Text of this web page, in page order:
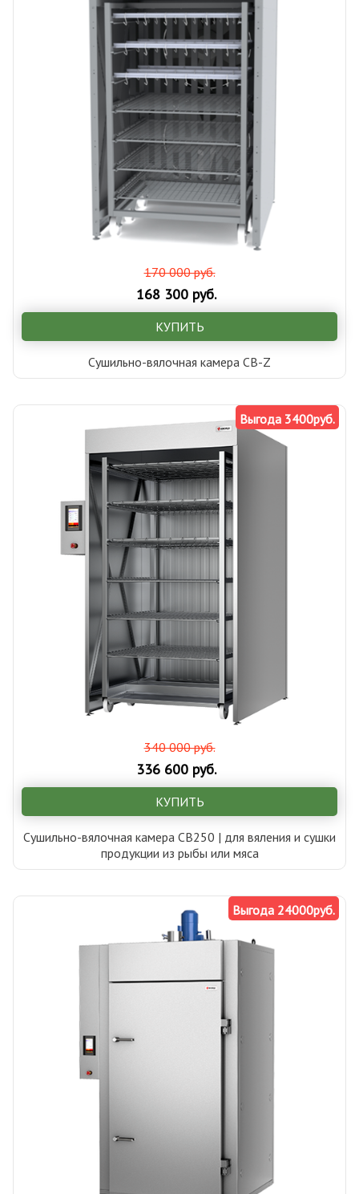
168 300 руб.
170 000 руб.
КУПИТЬ
Сушильно-вялочная камера СВ-Z
Выгода 3400руб.
336 600 руб.
340 000 руб.
КУПИТЬ
Сушильно-вялочная камера СВ250 | для вяления и сушки
продукции из рыбы или мяса
Выгода 24000руб.